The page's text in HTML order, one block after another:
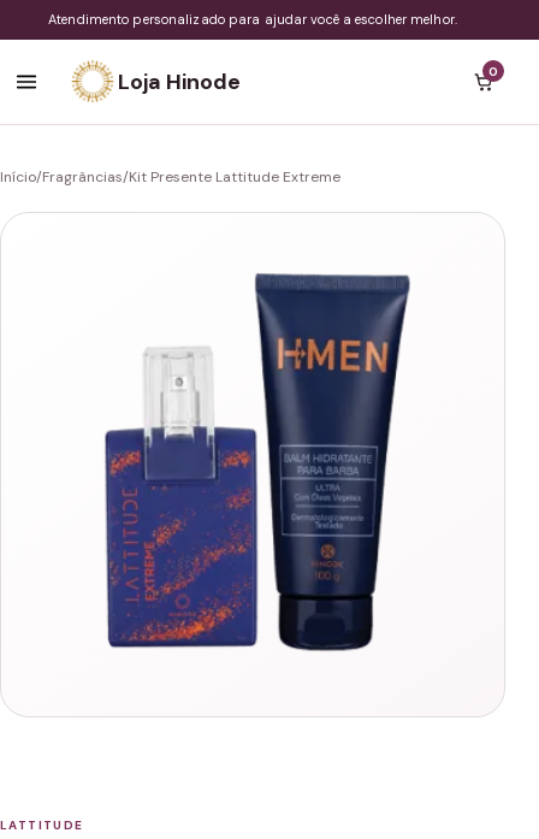
Atendimento personalizado para ajudar você a escolher melhor.
Loja Hinode 0
Início/Fragrâncias/Kit Presente Lattitude Extreme
LATTITUDE